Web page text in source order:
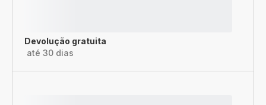
Devolução gratuita
até 30 dias